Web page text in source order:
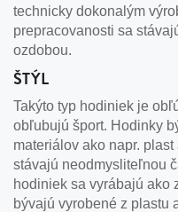
technicky dokonalým
prepracovanosti sa
ozdobou.
ŠTÝL
Takýto typ hodiniek je
obľubujú šport. Hodinky
materiálov ako napr.
stávajú neodmysliteľnou
hodiniek sa vyrábajú ako
bývajú vyrobené z plastu